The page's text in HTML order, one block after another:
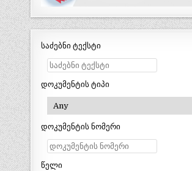
საძებნი ტექსტი
დოკუმენტის ტიპი
დოკუმენტის ნომერი
წელი